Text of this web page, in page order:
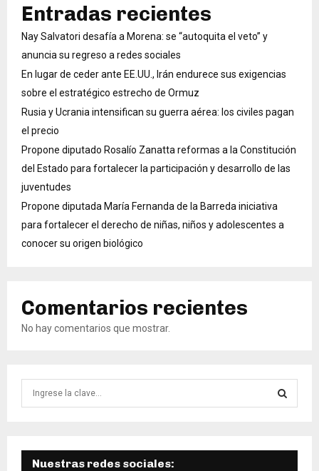
Entradas recientes
Nay Salvatori desafía a Morena: se “autoquita el veto” y
anuncia su regreso a redes sociales
En lugar de ceder ante EE.UU., Irán endurece sus exigencias
sobre el estratégico estrecho de Ormuz
Rusia y Ucrania intensifican su guerra aérea: los civiles pagan
el precio
Propone diputado Rosalío Zanatta reformas a la Constitución
del Estado para fortalecer la participación y desarrollo de las
juventudes
Propone diputada María Fernanda de la Barreda iniciativa
para fortalecer el derecho de niñas, niños y adolescentes a
conocer su origen biológico
Comentarios recientes
No hay comentarios que mostrar.
Ú
Nuestras redes sociales: